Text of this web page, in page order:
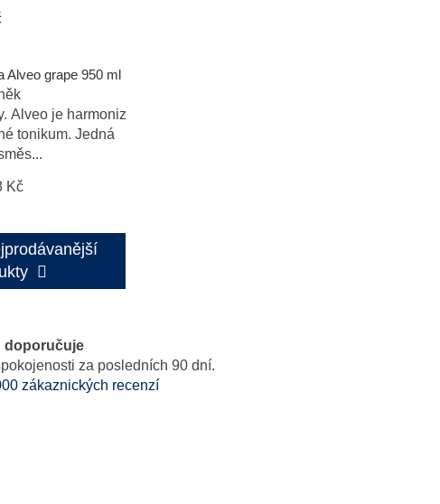
Alveo grape 950 ml
Alveo je harmonizační
tonikum. Jedná
Kč
doporučuje
za posledních 90 dní.
zákaznických recenzí